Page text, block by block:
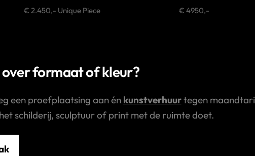
€ 2.450,- Unique Piece € 4950,-
formaat of kleur?
een proefplaatsing aan én kunstverhuurtegen
schilderij, sculptuur of print met de ruimte doet.